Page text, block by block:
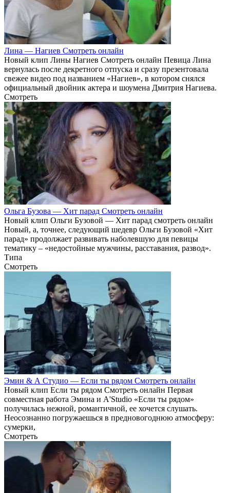
Лина — Нагиев Смотреть онлайн
Новый клип Лины Нагиев Смотреть онлайн Певица Лина
вернулась после декретного отпуска и сразу презентовала
свежее видео под названием «Нагиев», в котором снялся
официальный двойник актера и шоумена Дмитрия Нагиева.
Смотреть
Ольга Бузова — Хит парад Смотреть онлайн
Новый клип Ольги Бузовой — Хит парад смотреть онлайн
Новый, а, точнее, следующий шедевр Ольги Бузовой «Хит
парад» продолжает развивать наболевшую для певицы
тематику – «недостойные мужчины, расставания, развод».
Типа
Смотреть
Эмин & А Студио — Если ты рядом Смотреть онлайн
Новый клип Если ты рядом Смотреть онлайн Первая
совместная работа Эмина и A'Studio «Если ты рядом»
получилась нежной, романтичной, ее хочется слушать.
Неосознанно погружаешься в предновогоднюю атмосферу:
сумерки,
Смотреть